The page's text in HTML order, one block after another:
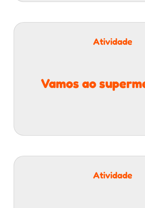
Atividade
Vamos ao
Atividade